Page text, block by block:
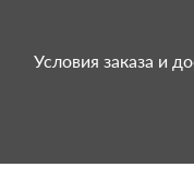
Условия заказа и